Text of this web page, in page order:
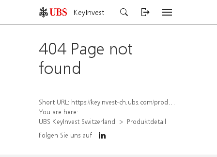
KeyInvest
404 Page not
found
Short URL: https://keyinvest-ch.ubs.com/produkt/detail/index/isin/CH1567422121
You are here:
UBS KeyInvest Switzerland
Produktdetail
Folgen Sie uns auf